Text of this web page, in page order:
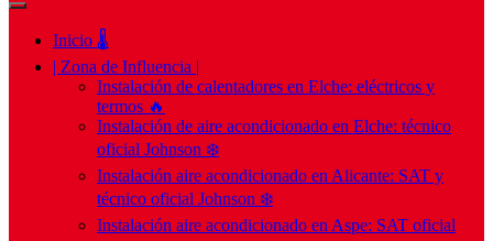
Inicio 🌡️
| Zona de Influencia |
Instalación de calentadores en Elche: eléctricos y
termos 🔥
Instalación de aire acondicionado en Elche: técnico
oficial Johnson ❄️
Instalación aire acondicionado en Alicante: SAT y
técnico oficial Johnson ❄️
Instalación aire acondicionado en Aspe: SAT oficial